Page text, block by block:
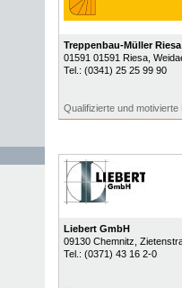
Treppenbau-Müller
01591 01591 Riesa,
Tel.: (0341) 25 25 99 90
Qualifizierte und motivierte
Liebert GmbH
09130 Chemnitz ,
Tel.: (0371) 43 16 2-0